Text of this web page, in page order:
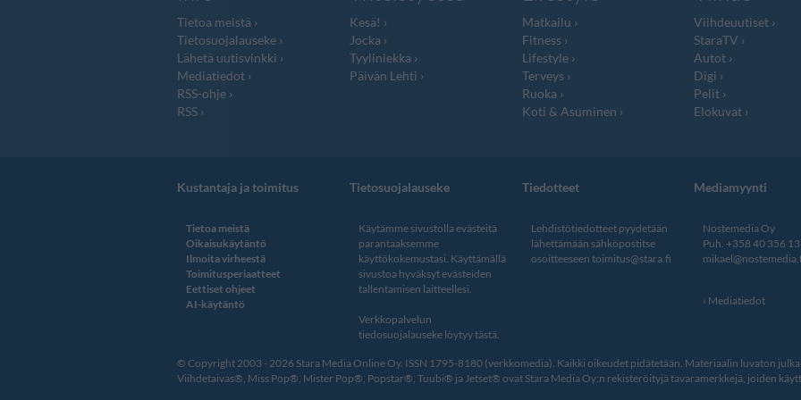
Tietoa meistä
Tietosuojalauseke
Lähetä uutisvinkki
Mediatiedot
RSS-ohje
RSS
Kesä!
Jocka
Tyyliniekka
Päivän Lehti
Matkailu
Fitness
Lifestyle
Terveys
Ruoka
Koti & Asuminen
Viihdeuutiset
StaraTV
Autot
Digi
Pelit
Elokuvat
Kustantaja ja toimitus
Tietoa meistä
Oikaisukäytäntö
Ilmoita virheestä
Toimitusperiaatteet
Eettiset ohjeet
AI-käytäntö
Tietosuojalauseke
Käytämme sivustolla evästeitä
parantaaksemme
käyttökokemustasi. Käyttämällä
sivustoa hyväksyt evästeiden
tallentamisen laitteellesi.
Verkkopalvelun
tiedosuojalauseke löytyy tästä.
Tiedotteet
Lehdistötiedotteet pyydetään
lähettämään sähköpostitse
osoitteeseen toimitus@stara.fi
Mediamyynti
Nostemedia Oy
Puh. +358 40 356
Mediatiedot
© Copyright 2003 - 2026 Stara Media Online Oy. ISSN 1795-8180 (verkkomedia). Kaikki oikeudet pidätetään. Materiaalin luvaton
Viihdetaivas®, Miss Pop®, Mister Pop®, Popstar®, Tuubi® ja Jetset® ovat Stara Media Oy:n rekisteröityjä tavaramerkkejä, joiden